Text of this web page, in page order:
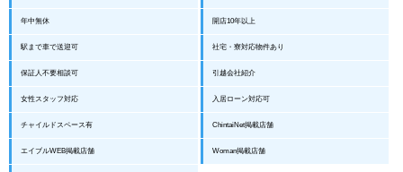
年中無休 開店10年以上
駅まで車で送迎可 社宅・寮対応物件あり
保証人不要相談可 引越会社紹介
女性スタッフ対応 入居ローン対応可
チャイルドスペース有 ChintaiNet掲載店舗
エイブルWEB掲載店舗 Woman掲載店舗